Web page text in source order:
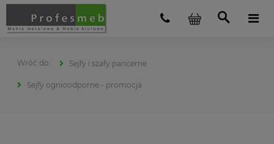
Sejfy i szafy pancerne
Sejfy ognioodporne - promocja